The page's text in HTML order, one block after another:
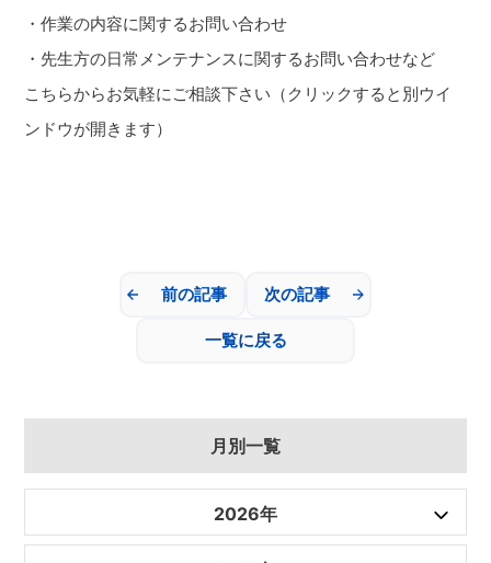
・作業の内容に関するお問い合わせ
・先生方の日常メンテナンスに関するお問い合わせなど
こちらからお気軽にご相談下さい（クリックすると別ウイ
ンドウが開きます）
前の記事
一覧に戻る
次の記事
月別一覧
2026年